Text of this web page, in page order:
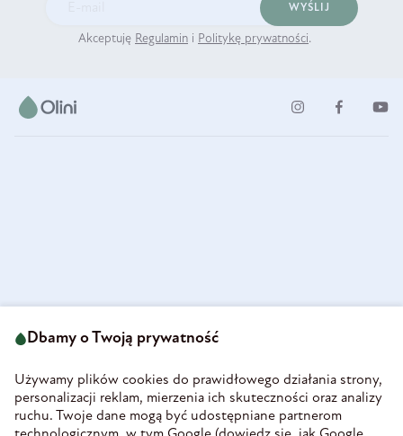
WYŚLIJ
Akceptuję Regulamin i Politykę prywatności.
58-160 Świebodzice
REGON 890213034
INFORMACJE
Dbamy o Twoją prywatność
Używamy plików cookies do prawidłowego działania strony,
personalizacji reklam, mierzenia ich skuteczności oraz analizy
ruchu. Twoje dane mogą być udostępniane partnerom